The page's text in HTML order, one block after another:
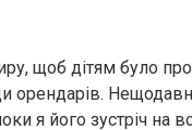
щоб дітям було
орендарів.
я його зустріч на